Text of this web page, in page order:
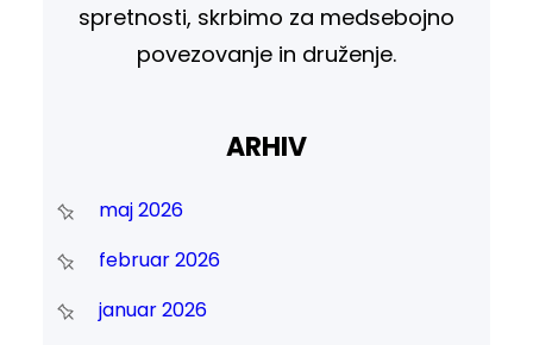
spretnosti, skrbimo za medsebojno
povezovanje in druženje.
ARHIV
maj 2026
februar 2026
januar 2026